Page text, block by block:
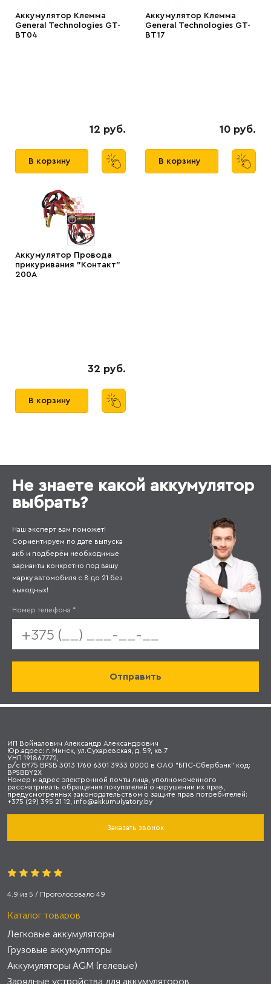
Аккумулятор Клемма
General Technologies GT-
BT04
12 руб.
В корзину
Аккумулятор Клемма
General Technologies GT-
BT17
10 руб.
В корзину
Аккумулятор Провода
прикуривания "Контакт"
200А
32 руб.
В корзину
Не знаете какой аккумулятор
выбрать?
Наш эксперт вам поможет!
Сориентируем по дате выпуска
акб и подберём необходимые
варианты конкретно под вашу
марку автомобиля с 8 до 21 без
выходных!
Номер телефона *
ИП Войналович Александр Александрович
Юр.адрес: г. Минск, ул.Сухаревская, д. 59, кв.7
УНП 191867772,
р/с BY75 BPSB 3013 1760 6301 3933 0000 в ОАО "БПС-Сбербанк" код:
BPSBBY2X
Номер и адрес электронной почты лица, уполномоченного
рассматривать обращения покупателей о нарушении их прав,
предусмотренных законодательством о защите прав потребителей:
+375 (29) 395 21 12, info@akkumulyatory.by
Заказать звонок
4.9 из 5 / Проголосовало 49
Каталог товаров
Легковые аккумуляторы
Грузовые аккумуляторы
Аккумуляторы AGM (гелевые)
Зарядные устройства для аккумуляторов